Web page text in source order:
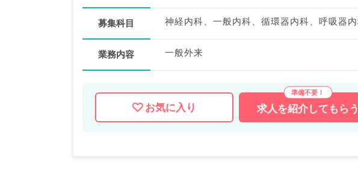
募集科目
業務内容 一般外来
お気に入り 求人を紹介してもらう